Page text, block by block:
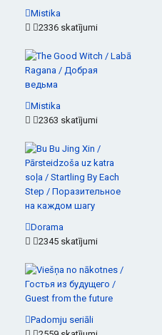
Mistika
2336 skatījumi
Mistika
2363 skatījumi
Dorama
2345 skatījumi
Padomju seriāli